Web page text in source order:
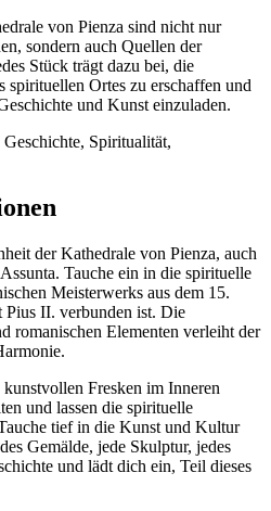
von Pienza sind nicht nur
sondern auch Quellen der
Stück trägt dazu bei, die
spirituellen Ortes zu erschaffen und
und Kunst einzuladen.
Spiritualität,
der Kathedrale von Pienza, auch
Tauche ein in die spirituelle
Meisterwerks aus dem 15.
Pius II. verbunden ist. Die
romanischen Elementen verleiht der
Fresken im Inneren
und lassen die spirituelle
tief in die Kunst und Kultur
Gemälde, jede Skulptur, jedes
und lädt dich ein, Teil dieses